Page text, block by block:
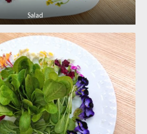
Salad